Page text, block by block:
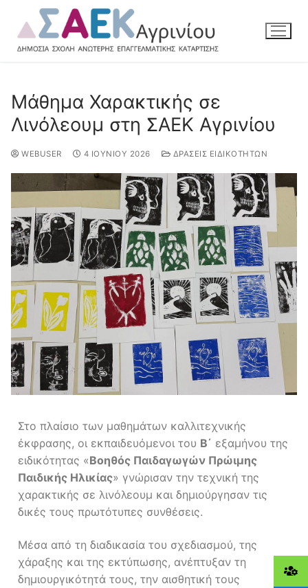
Μάθημα Χαρακτικής σε
Λινόλεουμ στη ΣΑΕΚ Αγρινίου
WEBUSER 4 ΙΟΥΝΊΟΥ 2026 ΔΡΆΣΕΙΣ ΕΙΔΙΚΟΤΉΤΩΝ
Στο πλαίσιο των μαθημάτων καλλιτεχνικής
έκφρασης, οι εκπαιδευόμενοι του Β΄ εξαμήνου της
ειδικότητας «Βοηθός Παιδαγωγών Πρώιμης
Παιδικής Ηλικίας» γνώρισαν την τεχνική της
χαρακτικής σε λινόλεουμ και δημιούργησαν τις
δικές τους πρωτότυπες συνθέσεις.
Μέσα από τη διαδικασία του σχεδιασμού, της
χάραξης και της εκτύπωσης, ανέπτυξαν τη
δημιουργικότητά τους, την αισθητική τους